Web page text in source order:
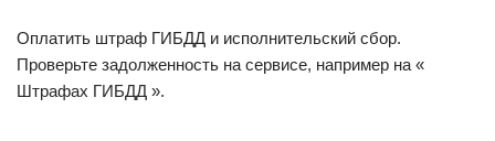
Оплатить штраф ГИБДД и исполнительский сбор.
Проверьте задолженность на сервисе, например на «
Штрафах ГИБДД ».